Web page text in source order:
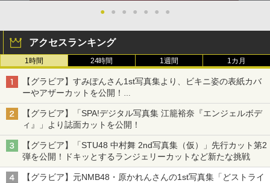
● ● ● ● ● ● ●
アクセスランキング
1時間 24時間 1週間 1カ月
【グラビア】すみぽんさん1st写真集より、ビキニ姿の表紙カバ
ーやアザーカットを公開！
タイトルは「offcourt（オフコート）」に決定
【グラビア】「SPA!デジタル写真集 江籠裕奈『エンジェルボデ
ィ』」より誌面カットを公開！
【グラビア】「STU48 中村舞 2nd写真集（仮）」先行カット第2
弾を公開！ドキッとするランジェリーカットなど新たな挑戦
【グラビア】元NMB48・原かれんさんの1st写真集「どストライ